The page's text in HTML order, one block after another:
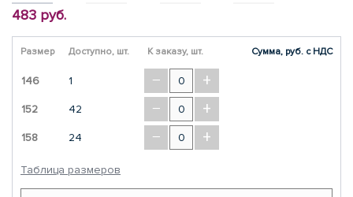
483 руб.
Размер Доступно, шт. К заказу, шт. Сумма, руб. с НДС
146 1 − +
152 42 − +
158 24 − +
Таблица размеров